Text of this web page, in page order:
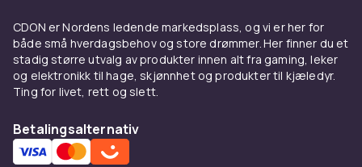
CDON er Nordens ledende markedsplass, og vi er her for
både små hverdagsbehov og store drømmer. Her finner du et
stadig større utvalg av produkter innen alt fra gaming, leker
og elektronikk til hage, skjønnhet og produkter til kjæledyr.
Ting for livet, rett og slett.
Betalingsalternativ